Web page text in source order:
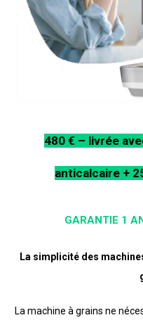
480 € – livrée
anticalcaire +
GARANTIE 1
La simplicité des
La machine à grains ne